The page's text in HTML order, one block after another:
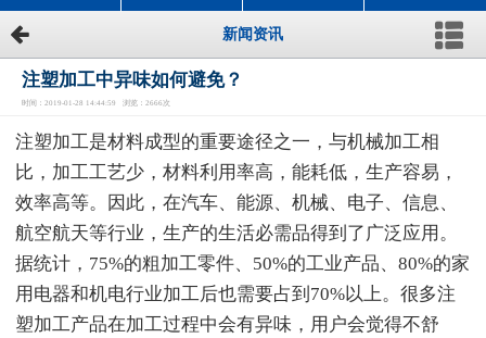
新闻资讯
注塑加工中异味如何避免？
时间：2019-01-28 14:44:59 浏览：2666次
注塑加工是材料成型的重要途径之一，与机械加工相
比，加工工艺少，材料利用率高，能耗低，生产容易，
效率高等。因此，在汽车、能源、机械、电子、信息、
航空航天等行业，生产的生活必需品得到了广泛应用。
据统计，75%的粗加工零件、50%的工业产品、80%的家
用电器和机电行业加工后也需要占到70%以上。很多注
塑加工产品在加工过程中会有异味，用户会觉得不舒